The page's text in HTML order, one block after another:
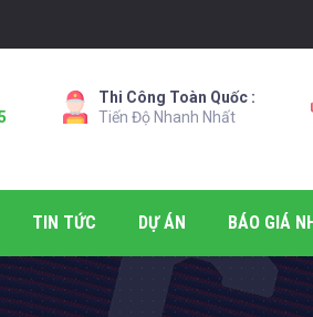
Thi Công Toàn Quốc :
Tiến Độ Nhanh Nhất
TIN TỨC DỰ ÁN BÁO GIÁ